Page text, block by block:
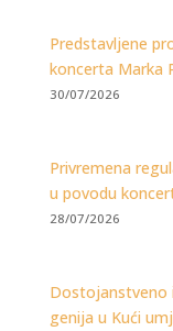
Predstavljene
koncerta Marka
30/07/2026
Privremena
u povodu
28/07/2026
Dostojanstveno
genija u Kući